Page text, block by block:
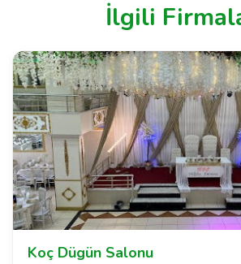
İlgili
Koç Dügün Salonu